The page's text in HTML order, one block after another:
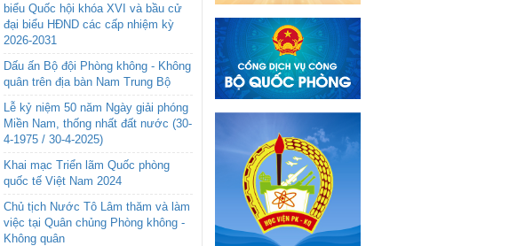
biểu Quốc hội khóa XVI và bầu cử
đại biểu HĐND các cấp nhiệm kỳ
2026-2031
Dấu ấn Bộ đội Phòng không - Không
quân trên địa bàn Nam Trung Bộ
Lễ kỷ niệm 50 năm Ngày giải phóng
Miền Nam, thống nhất đất nước (30-
4-1975 / 30-4-2025)
Khai mạc Triển lãm Quốc phòng
quốc tế Việt Nam 2024
Chủ tịch Nước Tô Lâm thăm và làm
việc tại Quân chủng Phòng không -
Không quân